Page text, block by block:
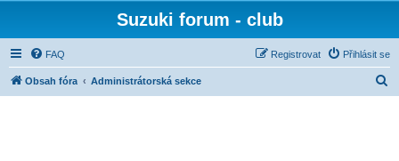
Suzuki forum - club
FAQ Přihlásit se
Registrovat
Obsah fóra Administrátorská sekce